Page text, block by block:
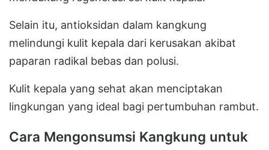
Selain itu, antioksidan dalam kangkung
melindungi kulit kepala dari kerusakan akibat
paparan radikal bebas dan polusi.
Kulit kepala yang sehat akan menciptakan
lingkungan yang ideal bagi pertumbuhan rambut.
Cara Mengonsumsi Kangkung untuk